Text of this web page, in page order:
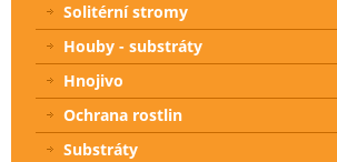
Solitérní stromy
Houby - substráty
Hnojivo
Ochrana rostlin
Substráty